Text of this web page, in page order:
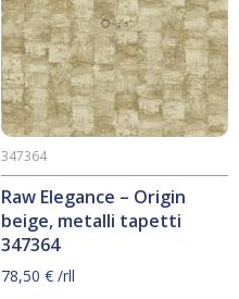
Raw Elegance – Origin
beige, metalli tapetti
347364
347364
78,50 € /rll